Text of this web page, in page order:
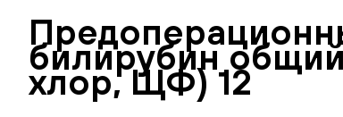
билирубин
хлор, ЩФ) 12